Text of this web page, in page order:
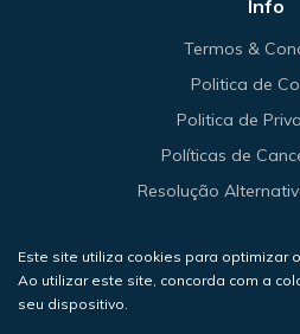
Info
Termos &
Politica de
Politica de
Políticas de
Resolução
© 2026
Este site utiliza cookies para optimizar
Ao utilizar este site, concorda com a
seu dispositivo.